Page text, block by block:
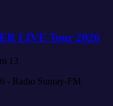
LIVE Tour 2026
13
- Radio Sunray-FM